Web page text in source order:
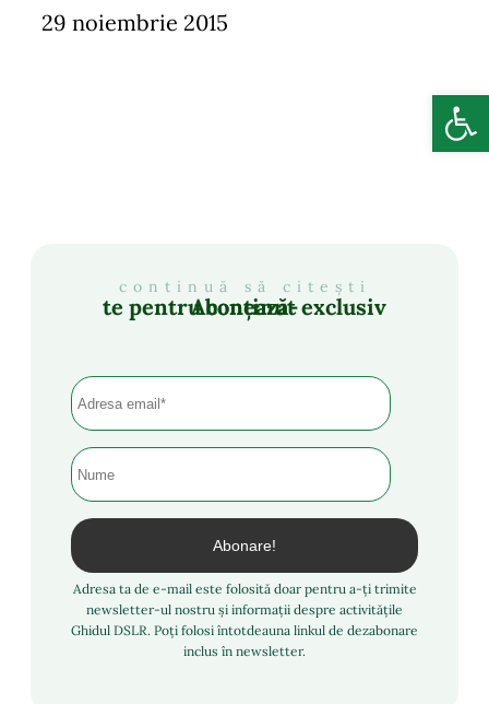
29 noiembrie 2015
continuă să citești
Abonează-te pentru conținut exclusiv
Adresa ta de e-mail este folosită doar pentru a-ți trimite
newsletter-ul nostru și informații despre activitățile
Ghidul DSLR. Poți folosi întotdeauna linkul de dezabonare
inclus în newsletter.